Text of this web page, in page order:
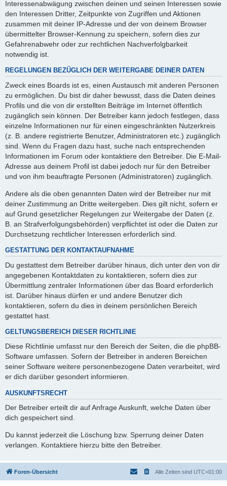
Interessenabwägung zwischen deinen und seinen Interessen sowie
den Interessen Dritter, Zeitpunkte von Zugriffen und Aktionen
zusammen mit deiner IP-Adresse und der von deinem Browser
übermittelter Browser-Kennung zu speichern, sofern dies zur
Gefahrenabwehr oder zur rechtlichen Nachverfolgbarkeit
notwendig ist.
REGELUNGEN BEZÜGLICH DER WEITERGABE DEINER DATEN
Zweck eines Boards ist es, einen Austausch mit anderen Personen
zu ermöglichen. Du bist dir daher bewusst, dass die Daten deines
Profils und die von dir erstellten Beiträge im Internet öffentlich
zugänglich sein können. Der Betreiber kann jedoch festlegen, dass
einzelne Informationen nur für einen eingeschränkten Nutzerkreis
(z. B. andere registrierte Benutzer, Administratoren etc.) zugänglich
sind. Wenn du Fragen dazu hast, suche nach entsprechenden
Informationen im Forum oder kontaktiere den Betreiber. Die E-Mail-
Adresse aus deinem Profil ist dabei jedoch nur für den Betreiber
und von ihm beauftragte Personen (Administratoren) zugänglich.
Andere als die oben genannten Daten wird der Betreiber nur mit
deiner Zustimmung an Dritte weitergeben. Dies gilt nicht, sofern er
auf Grund gesetzlicher Regelungen zur Weitergabe der Daten (z.
B. an Strafverfolgungsbehörden) verpflichtet ist oder die Daten zur
Durchsetzung rechtlicher Interessen erforderlich sind.
GESTATTUNG DER KONTAKTAUFNAHME
Du gestattest dem Betreiber darüber hinaus, dich unter den von dir
angegebenen Kontaktdaten zu kontaktieren, sofern dies zur
Übermittlung zentraler Informationen über das Board erforderlich
ist. Darüber hinaus dürfen er und andere Benutzer dich
kontaktieren, sofern du dies in deinem persönlichen Bereich
gestattet hast.
GELTUNGSBEREICH DIESER RICHTLINIE
Diese Richtlinie umfasst nur den Bereich der Seiten, die die phpBB-
Software umfassen. Sofern der Betreiber in anderen Bereichen
seiner Software weitere personenbezogene Daten verarbeitet, wird
er dich darüber gesondert informieren.
AUSKUNFTSRECHT
Der Betreiber erteilt dir auf Anfrage Auskunft, welche Daten über
dich gespeichert sind.
Du kannst jederzeit die Löschung bzw. Sperrung deiner Daten
verlangen. Kontaktiere hierzu bitte den Betreiber.
Foren-Übersicht Alle Zeiten sind UTC+01:00